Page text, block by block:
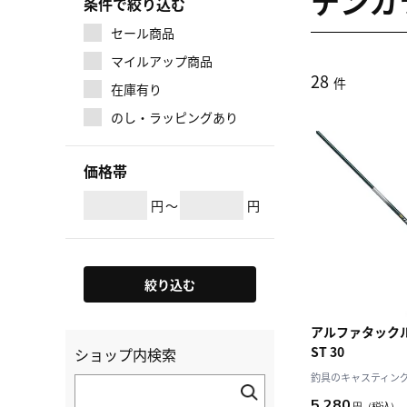
マイルアップ商品
セール商品
在庫有り
のし・ラッピングあり
価格帯
円～ 円
絞り込む
ショップ内検索
28 件
アルファタック
ST 30
釣具のキャスティン